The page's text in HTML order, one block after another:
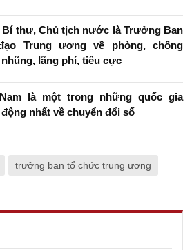
Bí thư, Chủ tịch nước là Trưởng Ban
Trung ương về phòng, chống
lãng phí, tiêu cực
là một trong những quốc gia
nhất về chuyển đổi số
trưởng ban tổ chức trung ương